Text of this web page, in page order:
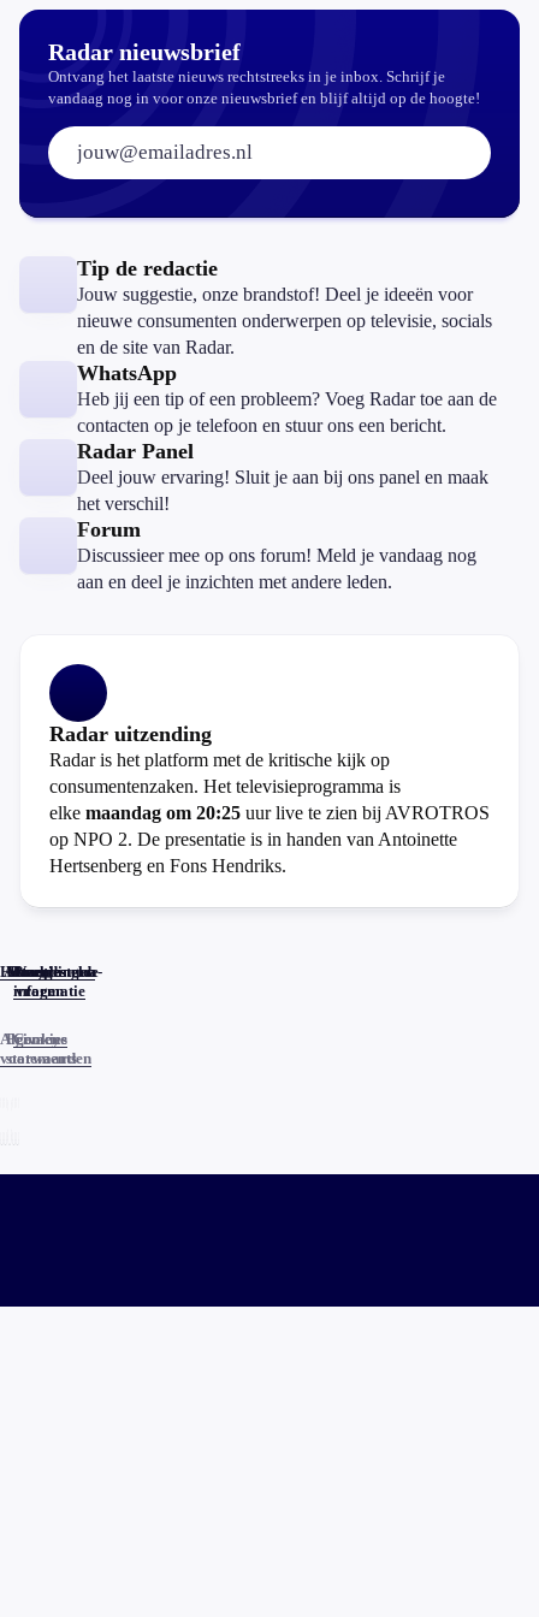
Radar nieuwsbrief
Ontvang het laatste nieuws rechtstreeks in je inbox. Schrijf je
vandaag nog in voor onze nieuwsbrief en blijf altijd op de hoogte!
E-mailadres:
Tip de redactie
Jouw suggestie, onze brandstof! Deel je ideeën voor
nieuwe consumenten onderwerpen op televisie, socials
en de site van Radar.
WhatsApp
Heb jij een tip of een probleem? Voeg Radar toe aan de
contacten op je telefoon en stuur ons een bericht.
Radar Panel
Deel jouw ervaring! Sluit je aan bij ons panel en maak
het verschil!
Forum
Discussieer mee op ons forum! Meld je vandaag nog
aan en deel je inzichten met andere leden.
Radar uitzending
Radar is het platform met de kritische kijk op
consumentenzaken. Het televisieprogramma is
elke maandag om 20:25 uur live te zien bij AVROTROS
op NPO 2. De presentatie is in handen van Antoinette
Hertsenberg en Fons Hendriks.
Home
Actueel
Uitzendingen
Reacties
Programma-
informatie
Veelgestelde
vragen
Algemene
voorwaarden
Privacy
statements
Cookies